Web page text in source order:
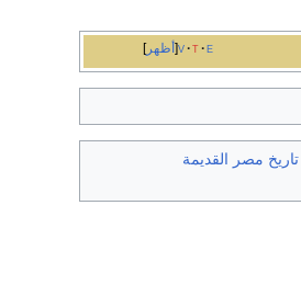
أظهر v t e
تاريخ مصر القديمة